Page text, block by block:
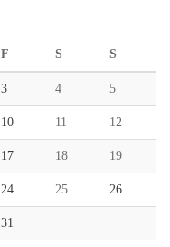
F S S
3 4 5
10 11 12
17 18 19
24 25 26
31